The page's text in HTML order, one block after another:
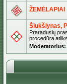
ŽEMĖLAPIAI
Šiukšlynas,
Praradusių
procedūra
Moderatorius: